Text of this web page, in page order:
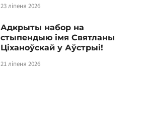
23 ліпеня 2026
Адкрыты набор на
стыпендыю імя Святланы
Ціханоўскай у Аўстрыі!
21 ліпеня 2026